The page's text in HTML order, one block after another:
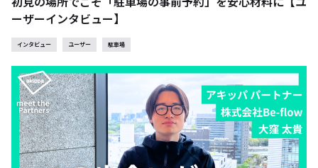
ーザーインタビュー】
インタビュー ユーザー 駐車場